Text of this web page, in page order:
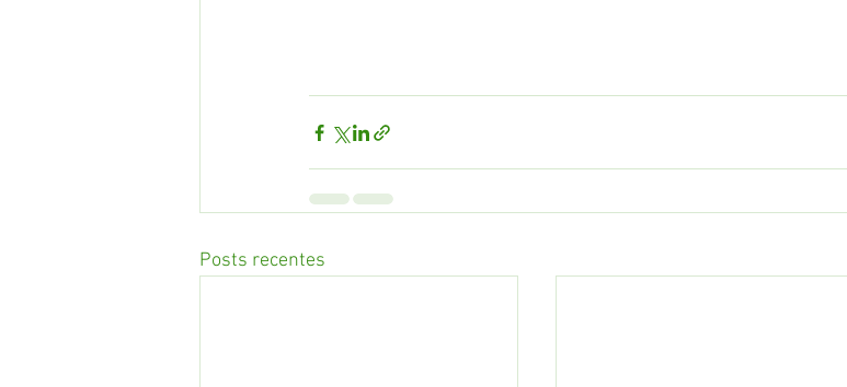
Posts recentes